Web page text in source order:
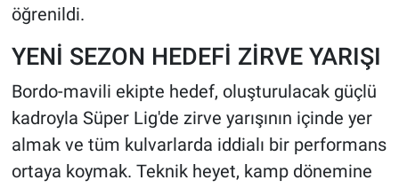
öğrenildi.
YENİ SEZON HEDEFİ ZİRVE YARIŞI
Bordo-mavili ekipte hedef, oluşturulacak güçlü
kadroyla Süper Lig'de zirve yarışının içinde yer
almak ve tüm kulvarlarda iddialı bir performans
ortaya koymak. Teknik heyet, kamp dönemine